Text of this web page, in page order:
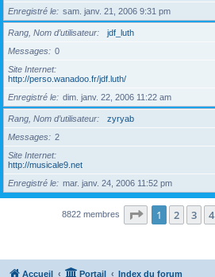
Enregistré le
sam. janv. 21, 2006 9:31 pm
Rang, Nom d’utilisateur
jdf_luth
Messages
0
Site Internet
http://perso.wanadoo.fr/jdf.luth/
Enregistré le
dim. janv. 22, 2006 11:22 am
Rang, Nom d’utilisateur
zyryab
Messages
2
Site Internet
http://musicale9.net
Enregistré le
mar. janv. 24, 2006 11:52 pm
8822 membres Page 1sur177
1 2 3 4
Accueil Portail Index du forum